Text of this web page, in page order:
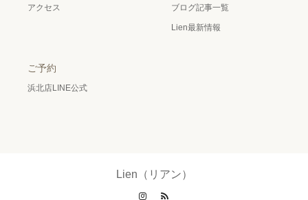
アクセス ブログ記事一覧
Lien最新情報
ご予約
浜北店LINE公式
Lien（リアン）
Instagram